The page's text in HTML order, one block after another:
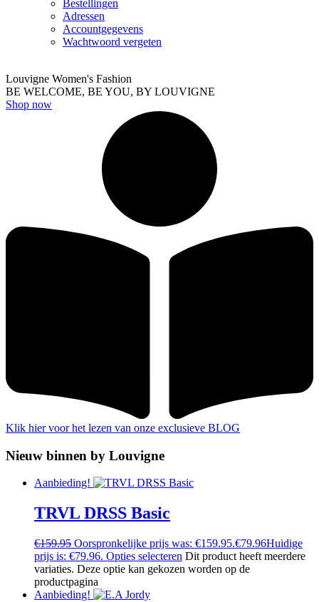
Bestellingen
Adressen
Accountgegevens
Wachtwoord vergeten
Louvigne Women's Fashion
BE WELCOME, BE YOU, BY LOUVIGNE
Shop now
Klik hier voor het lezen van onze exclusieve BLOG
Nieuw binnen by Louvigne
Aanbieding!
TRVL DRSS Basic
€159.95 Oorspronkelijke prijs was: €159.95.€79.96Huidige
prijs is: €79.96. Opties selecteren Dit product heeft meerdere
variaties. Deze optie kan gekozen worden op de
productpagina
Aanbieding!